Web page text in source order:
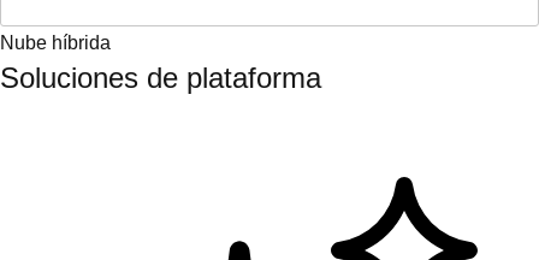
Nube híbrida
Soluciones de plataforma